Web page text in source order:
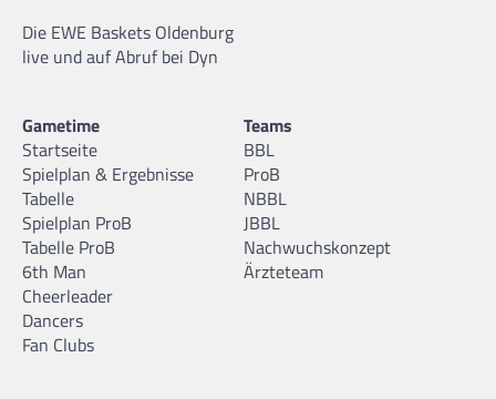
Die EWE Baskets Oldenburg
live und auf Abruf bei Dyn
Gametime
Startseite
Spielplan & Ergebnisse
Tabelle
Spielplan ProB
Tabelle ProB
6th Man
Cheerleader
Dancers
Fan Clubs
Teams
BBL
ProB
NBBL
JBBL
Nachwuchskonzept
Ärzteteam